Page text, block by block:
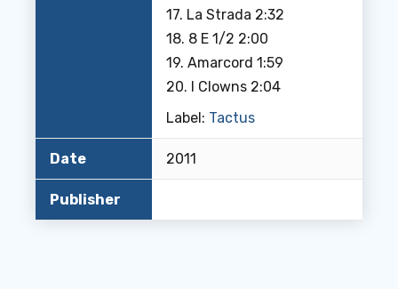
17. La Strada 2:32
18. 8 E 1/2 2:00
19. Amarcord 1:59
20. I Clowns 2:04
Label: Tactus
Date 2011
Publisher